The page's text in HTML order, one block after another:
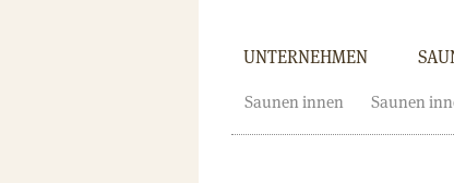
UNTERNEHMEN
Saunen innen Saunen